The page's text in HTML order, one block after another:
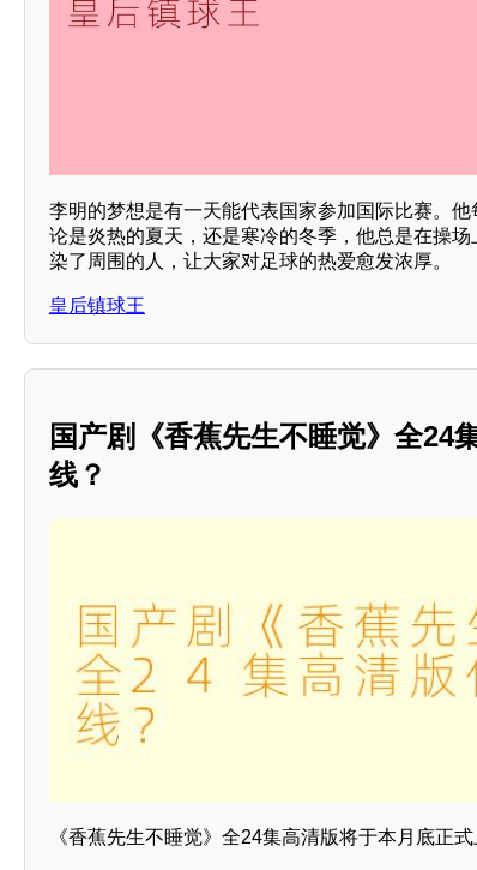
李明的梦想是有一天能代表国家参加国际比赛。
论是炎热的夏天，还是寒冷的冬季，他总是在操
染了周围的人，让大家对足球的热爱愈发浓厚。
皇后镇球王
国产剧《香蕉先生不睡觉》全24
线？
《香蕉先生不睡觉》全24集高清版将于本月底正式